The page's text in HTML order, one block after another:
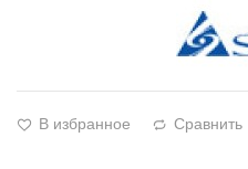
g В избранное d Сравнить